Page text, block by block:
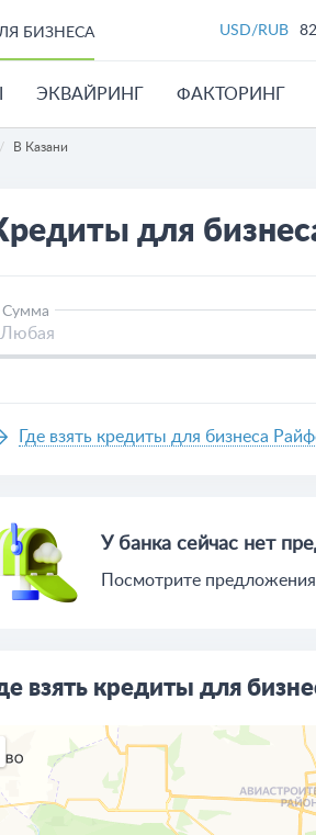
БИЗНЕСА USD/RUB
ЭКВАЙРИНГ ФАКТОРИНГ
В Казани
для
Сумма
Где взять кредиты для бизнеса
У банка сейчас нет
Посмотрите
взять кредиты для